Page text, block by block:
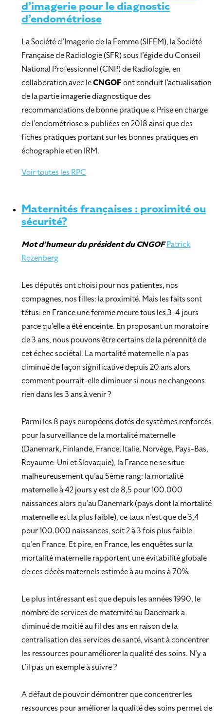
d’imagerie pour le diagnostic
d’endométriose
La Société d’Imagerie de la Femme (SIFEM), la Société
Française de Radiologie (SFR) sous l’égide du Conseil
National Professionnel (CNP) de Radiologie, en
collaboration avec leCNGOFont conduit l’actualisation
de la partie imagerie diagnostique des
recommandations de bonne pratique « Prise en charge
de l’endométriose » publiées en 2018 ainsi que des
fiches pratiques portant sur les bonnes pratiques en
échographie et en IRM.
Voir toutes les RPC
Maternités françaises : proximité ou
sécurité?
Mot d’humeurdu président du CNGOFPatrick
Rozenberg
Les députés ont choisi pour nos patientes, nos
compagnes, nos filles: la proximité. Mais les faits sont
tétus: en France une femme meure tous les 3-4 jours
parce qu’elle a été enceinte. En proposant un moratoire
de 3 ans, nous pouvons être certains de la pérennité de
cet échec sociétal. La mortalité maternelle n’a pas
diminué de façon significative depuis 20 ans alors
comment pourrait-elle diminuer si nous ne changeons
rien dans les 3 ans à venir ?
Parmi les 8 pays européens dotés de systèmes renforcés
pour la surveillance de la mortalité maternelle
(Danemark, Finlande, France, Italie, Norvège, Pays-Bas,
Royaume-Uni et Slovaquie), la France ne se situe
malheureusement qu’au 5ème rang: la mortalité
maternelle à 42 jours y est de 8,5 pour 100.000
naissances alors qu’au Danemark (pays dont la mortalité
maternelle est la plus faible), ce taux n’est que de 3,4
pour 100.000 naissances, soit 2 à 3 fois plus faible
qu’en France. Et pire, en France, les enquêtes sur la
mortalité maternelle rapportent une évitabilité globale
de ces décès maternels estimée à au moins à 70%.
Le plus intéressant est que depuis les années 1990, le
nombre de services de maternité au Danemark a
diminué de moitié au fil des ans en raison de la
centralisation des services de santé, visant à concentrer
les ressources pour améliorer la qualité des soins. N’y a
t’il pas un exemple à suivre ?
A défaut de pouvoir démontrer que concentrer les
ressources pour améliorer la qualité des soins permet de